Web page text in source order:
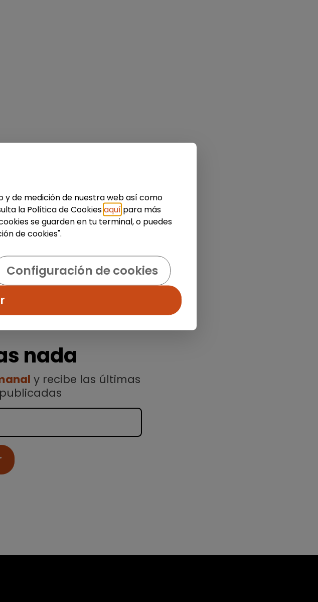
nada
y recibe las últimas
y de medición de nuestra web así como
la Política de Cookiesaquí para más
se guarden en tu terminal, o puedes
de cookies".
Configuración de cookies